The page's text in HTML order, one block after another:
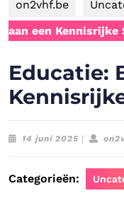
on2vhf.be
aan een Kennisrijke
Educatie:
14 juni 2025 14
Categorieën: